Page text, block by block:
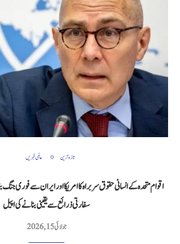
تازہ ترین عالمی خبریں
اقوام متحدہ کے انسانی حقوق سربراہ کا امریکا اور ایران سے فوری
سفارتی ذرائع سے یقینی بنانے کی اپیل
جولائی 15, 2026